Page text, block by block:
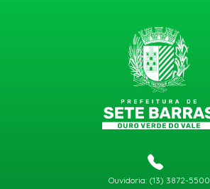
Ouvidoria: (13) 3872-5500